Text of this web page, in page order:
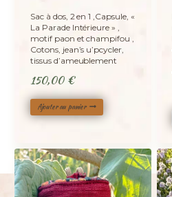
Sac à dos, 2 en 1 ,Capsule, «
La Parade Intérieure » ,
motif paon et champifou ,
Cotons, jean’s u’pcycler,
tissus d’ameublement
150,00 €
Ajouter au panier